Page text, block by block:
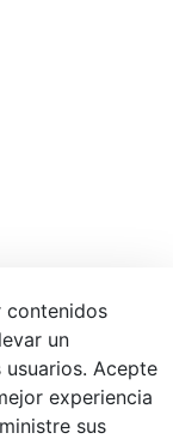
San Sebastián
contenidos
un
Acepte
experiencia
sus